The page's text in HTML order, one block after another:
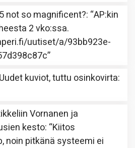
5 not so magnificent?: “AP:kin
2 vko:ssa.
uutiset/a/93bb923e-
”
Uudet kuviot, tuttu osinkovirta:
Vornanen ja
kesto: “Kiitos
noin pitkänä systeemi ei